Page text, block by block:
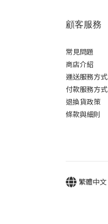
顧客服務
常見問題
商店介紹
運送服務方式
付款服務方式
退換貨政策
條款與細則
繁體中文